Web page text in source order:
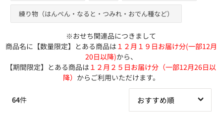
練り物（はんぺん・なると・つみれ・おでん種など）
※おせち関連品につきまして
商品名に【数量限定】とある商品は １２月１９日お届け分(一部12月
20日以降)から、
【期間限定】とある商品は １２月２５日お届け分（一部12月26日以
降） からご利用いただけます。
64件